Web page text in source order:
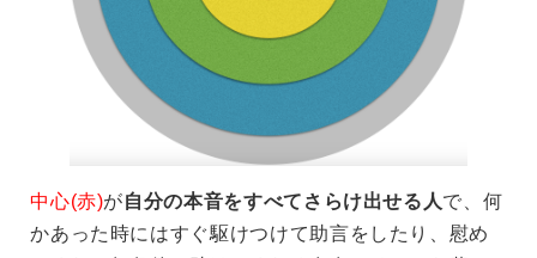
中心(赤)が自分の本音をすべてさらけ出せる人で、何
かあった時にはすぐ駆けつけて助言をしたり、慰め